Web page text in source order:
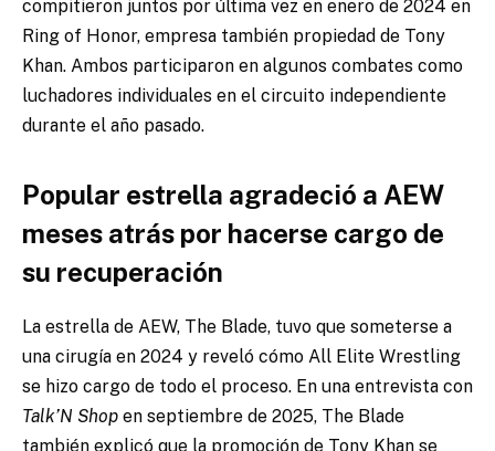
compitieron juntos por última vez en enero de 2024 en
Ring of Honor, empresa también propiedad de Tony
Khan. Ambos participaron en algunos combates como
luchadores individuales en el circuito independiente
durante el año pasado.
Popular estrella agradeció a AEW
meses atrás por hacerse cargo de
su recuperación
La estrella de AEW, The Blade, tuvo que someterse a
una cirugía en 2024 y reveló cómo All Elite Wrestling
se hizo cargo de todo el proceso. En una entrevista con
Talk’N Shop en septiembre de 2025, The Blade
también explicó que la promoción de Tony Khan se